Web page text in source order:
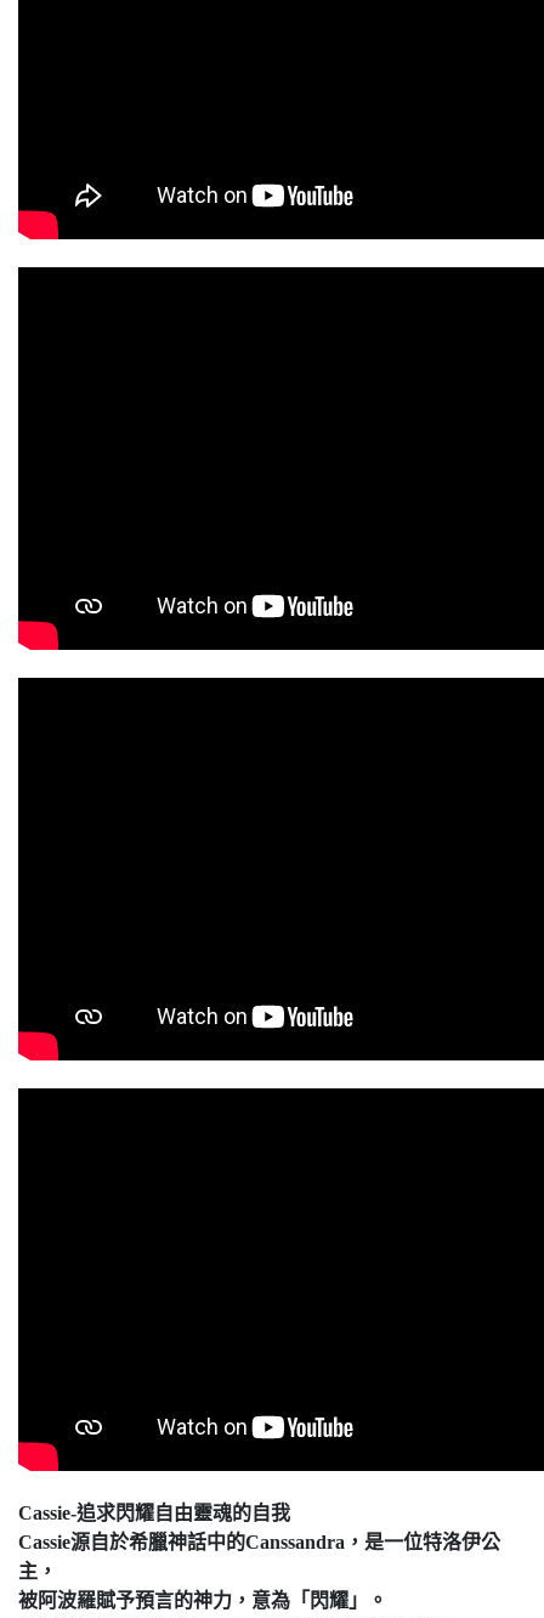
Cassie-追求閃耀自由靈魂的自我
Cassie源自於希臘神話中的Canssandra，是一位特洛伊公
主，
被阿波羅賦予預言的神力，意為「閃耀」。